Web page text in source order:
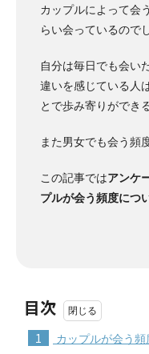
カップルによって会
らい会っているので
自分は毎日でも会い
違いを感じている人
とで歩み寄りができ
また男女でも会う頻
この記事ではアンケ
プルが会う頻度につ
目次
1 カップルが会う頻